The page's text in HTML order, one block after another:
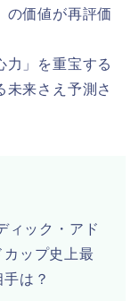
の価値が再評価
力」を重宝する
未来さえ予測さ
ィック・アド
ップ史上最
は？